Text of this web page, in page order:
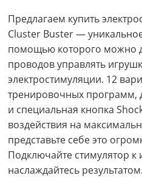
Предлагаем купить
Cluster Buster —
помощью которого можно
проводов управлять
электростимуляции. 12
тренировочных программ,
и специальная кнопка
воздействия на
представьте себе это
Подключайте стимулятор к
наслаждайтесь